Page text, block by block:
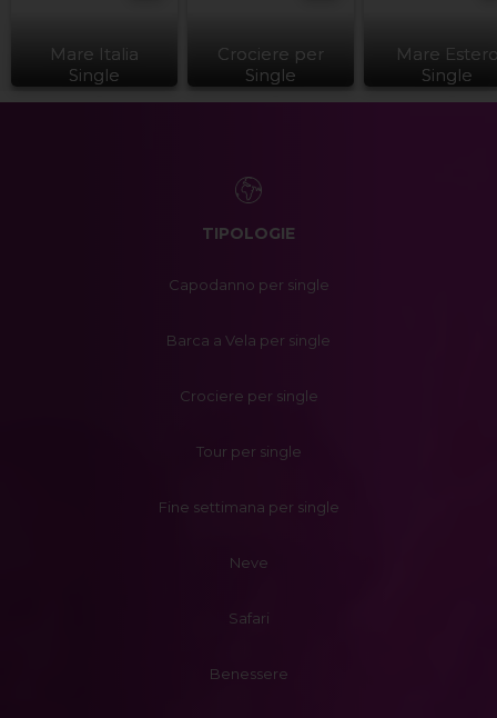
Mare Italia
Single
Crociere per
Single
Mare
Single
TIPOLOGIE
Capodanno per single
Barca a Vela per single
Crociere per single
Tour per single
Fine settimana per single
Neve
Safari
Benessere